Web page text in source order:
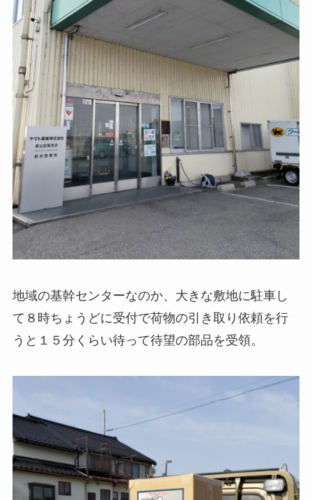
地域の基幹センターなのか、大きな敷地に駐車し
て８時ちょうどに受付で荷物の引き取り依頼を行
うと１５分くらい待って待望の部品を受領。